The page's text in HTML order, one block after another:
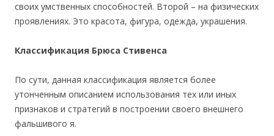
своих умственных способностей. Второй – на физических
проявлениях. Это красота, фигура, одежда, украшения.
Классификация Брюса Стивенса
По сути, данная классификация является более
утонченным описанием использования тех или иных
признаков и стратегий в построении своего внешнего
фальшивого я.